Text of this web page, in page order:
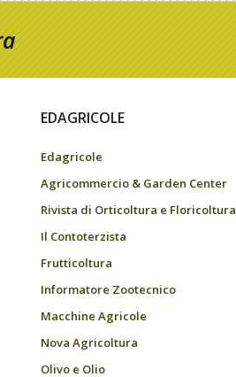
EDAGRICOLE
Edagricole
Agricommercio & Garden Center
Rivista di Orticoltura e Floricoltura
Il Contoterzista
Frutticoltura
Informatore Zootecnico
Macchine Agricole
Nova Agricoltura
Olivo e Olio